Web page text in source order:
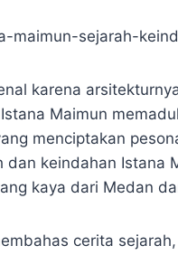
karena
Maimun
menciptakan
dan keindahan Istana
kaya dari Medan
cerita